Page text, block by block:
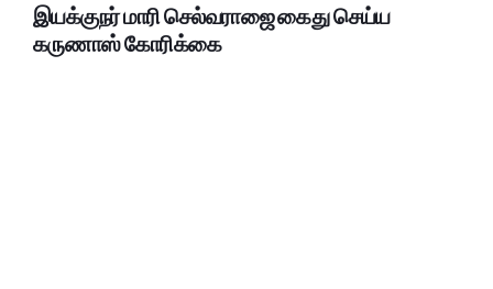
இயக்குநர் மாரி செல்வராஜை கைது செய்ய
கருணாஸ் கோரிக்கை